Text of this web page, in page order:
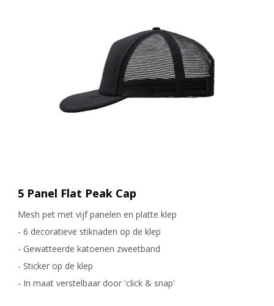
5 Panel Flat Peak Cap
Mesh pet met vijf panelen en platte klep
- 6 decoratieve stiknaden op de klep
- Gewatteerde katoenen zweetband
- Sticker op de klep
- In maat verstelbaar door 'click & snap'